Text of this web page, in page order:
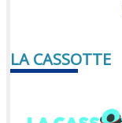
LA CASSOTTE